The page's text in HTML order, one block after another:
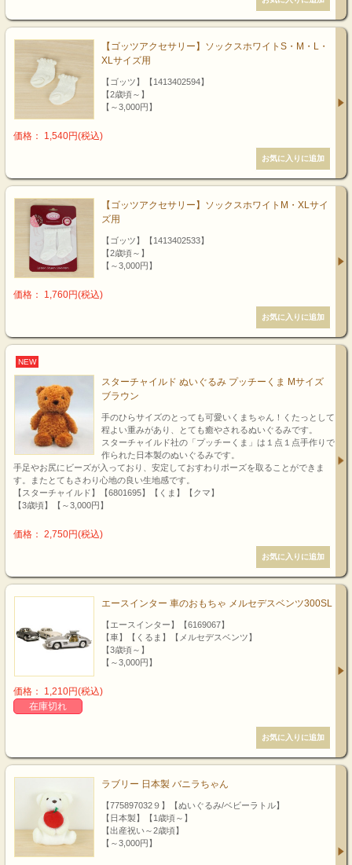
【ゴッツアクセサリー】ソックスホワイトS・M・L・
XLサイズ用
【ゴッツ】【1413402594】
【2歳頃～】
【～3,000円】
価格： 1,540円(税込)
【ゴッツアクセサリー】ソックスホワイトM・XLサイ
ズ用
【ゴッツ】【1413402533】
【2歳頃～】
【～3,000円】
価格： 1,760円(税込)
NEW
スターチャイルド ぬいぐるみ プッチーくま Mサイズ
ブラウン
手のひらサイズのとっても可愛いくまちゃん！くたっとして
程よい重みがあり、とても癒やされるぬいぐるみです。
スターチャイルド社の「プッチーくま」は１点１点手作りで
作られた日本製のぬいぐるみです。
手足やお尻にビーズが入っており、安定しておすわりポーズを取ることができま
す。またとてもさわり心地の良い生地感です。
【スターチャイルド】【6801695】【くま】【クマ】
【3歳頃】【～3,000円】
価格： 2,750円(税込)
エースインター 車のおもちゃ メルセデスベンツ300SL
【エースインター】【6169067】
【車】【くるま】【メルセデスベンツ】
【3歳頃～】
【～3,000円】
価格： 1,210円(税込)
在庫切れ
ラブリー 日本製 バニラちゃん
【775897032９】【ぬいぐるみ/ベビーラトル】
【日本製】【1歳頃～】
【出産祝い～2歳頃】
【～3,000円】